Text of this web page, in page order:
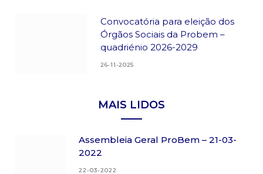
Convocatória para eleição dos
Órgãos Sociais da Probem –
quadriénio 2026-2029
26-11-2025
MAIS LIDOS
Assembleia Geral ProBem – 21-03-
2022
22-03-2022